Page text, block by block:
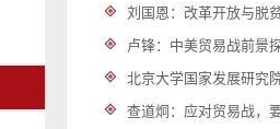
刘国恩：改革开放与脱
卢锋：中美贸易战前景
北京大学国家发展研究
查道炯：应对贸易战，要